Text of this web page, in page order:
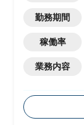
勤務期間
稼働率
業務内容